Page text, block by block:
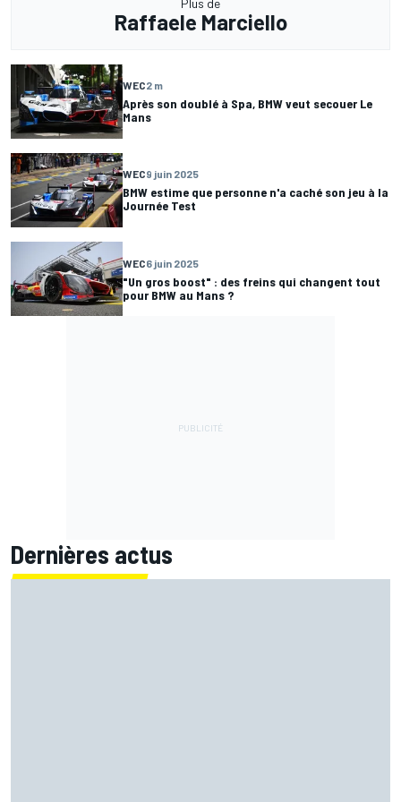
Raffaele Marciello
WEC2 m
Après son doublé à Spa, BMW veut secouer Le
Mans
WEC9 juin 2025
BMW estime que personne n'a caché son jeu à la
Journée Test
WEC6 juin 2025
"Un gros boost" : des freins qui changent tout
pour BMW au Mans ?
Dernières actus